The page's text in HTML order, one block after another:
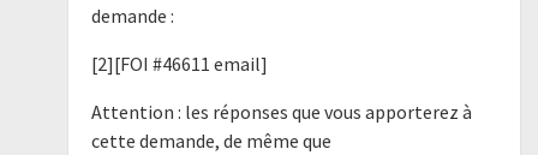
demande :
[2][FOI #46611 email]
Attention : les réponses que vous apporterez à
cette demande, de même que